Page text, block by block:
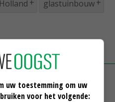
glastuinbouw
uw toestemming om uw
voor het volgende: